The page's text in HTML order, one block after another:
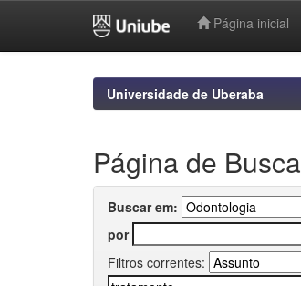
Página inicial
Universidade de Uberaba
Página de Busca
Buscar em:
por
Filtros correntes: